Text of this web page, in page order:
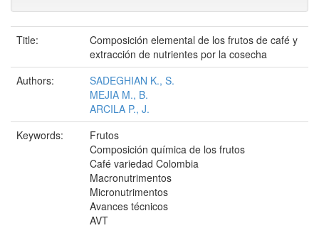
Title:
Composición elemental de los frutos de café y
extracción de nutrientes por la cosecha
Authors:
SADEGHIAN K., S.
MEJIA M., B.
ARCILA P., J.
Keywords:
Frutos
Composición química de los frutos
Café variedad Colombia
Macronutrimentos
Micronutrimentos
Avances técnicos
AVT